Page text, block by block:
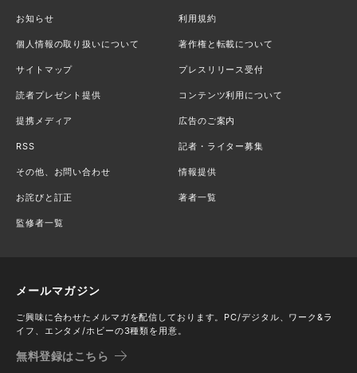
お知らせ 利用規約
個人情報の取り扱いについて 著作権と転載について
サイトマップ プレスリリース受付
読者プレゼント提供 コンテンツ利用について
提携メディア 広告のご案内
RSS 記者・ライター募集
その他、お問い合わせ 情報提供
お詫びと訂正 著者一覧
監修者一覧
メールマガジン
ご興味に合わせたメルマガを配信しております。PC/デジタル、ワーク&ラ
イフ、エンタメ/ホビーの3種類を用意。
無料登録はこちら